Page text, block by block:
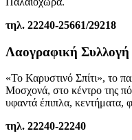
τηλ. 22240-25661/29218
Λαογραφική
«Το Καρυστινό Σπίτι», το
Μοσχονά, στο κέντρο της
υφαντά έπιπλα, κεντήματα,
τηλ. 22240-22240